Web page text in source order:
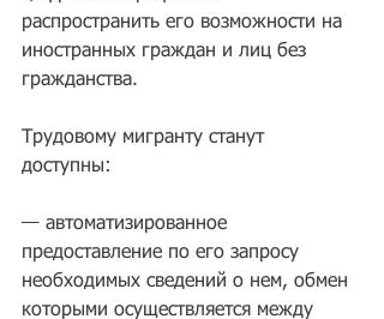
распространить его возможности на
иностранных граждан и лиц без
гражданства.
Трудовому мигранту станут
доступны:
— автоматизированное
предоставление по его запросу
необходимых сведений о нем, обмен
которыми осуществляется между